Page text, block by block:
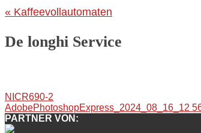
« Kaffeevollautomaten
De longhi Service
NICR690-2
AdobePhotoshopExpress_2024_08_16_12
PARTNER VON: